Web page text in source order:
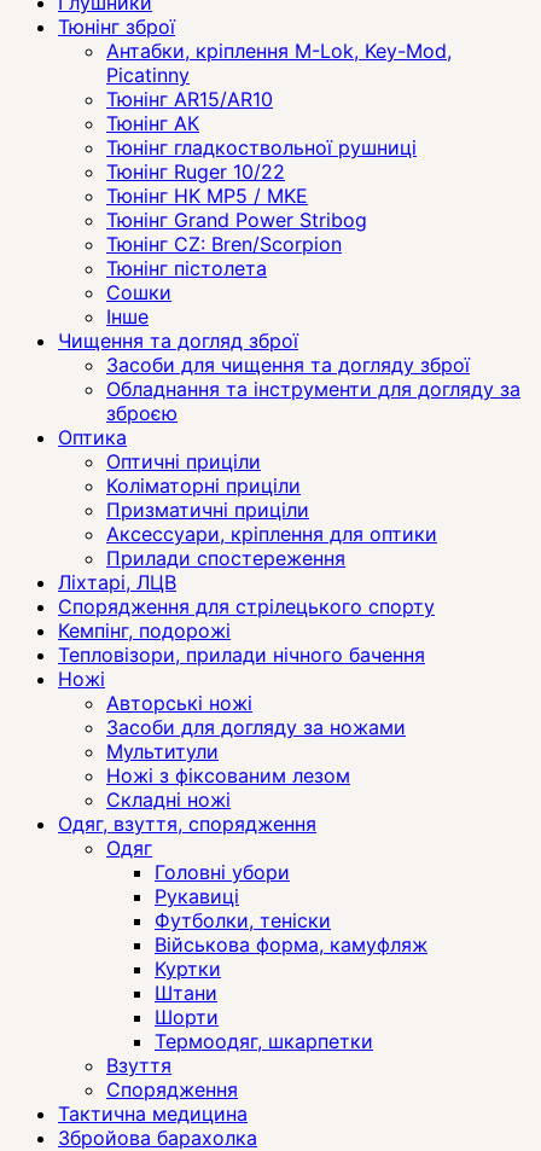
Тюнінг зброї
Антабки, кріплення M-Lok, Key-Mod,
Picatinny
Тюнінг AR15/AR10
Тюнінг АК
Тюнінг гладкоствольної рушниці
Тюнінг Ruger 10/22
Тюнінг HK MP5 / MKE
Тюнінг Grand Power Stribog
Тюнінг CZ: Bren/Scorpion
Тюнінг пістолета
Сошки
Інше
Чищення та догляд зброї
Засоби для чищення та догляду зброї
Обладнання та інструменти для догляду за
зброєю
Оптика
Оптичні приціли
Коліматорні приціли
Призматичні приціли
Аксессуари, кріплення для оптики
Прилади спостереження
Ліхтарі, ЛЦВ
Спорядження для стрілецького спорту
Кемпінг, подорожі
Тепловізори, прилади нічного бачення
Ножі
Авторські ножі
Засоби для догляду за ножами
Мультитули
Ножі з фіксованим лезом
Складні ножі
Одяг, взуття, спорядження
Одяг
Головні убори
Рукавиці
Футболки, теніски
Військова форма, камуфляж
Куртки
Штани
Шорти
Термоодяг, шкарпетки
Взуття
Спорядження
Тактична медицина
Збройова барахолка